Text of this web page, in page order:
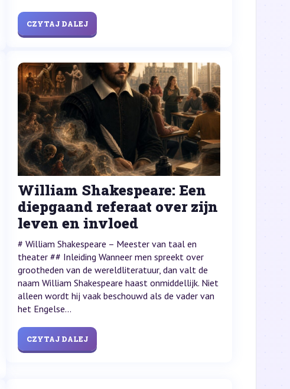
CZYTAJ DALEJ
William Shakespeare: Een
diepgaand referaat over zijn
leven en invloed
# William Shakespeare – Meester van taal en
theater ## Inleiding Wanneer men spreekt over
grootheden van de wereldliteratuur, dan valt de
naam William Shakespeare haast onmiddellijk. Niet
alleen wordt hij vaak beschouwd als de vader van
het Engelse...
CZYTAJ DALEJ